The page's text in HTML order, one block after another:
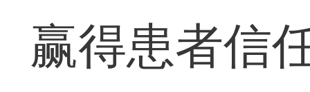
赢得患者信